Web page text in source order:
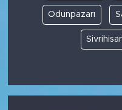
Odunpazarı
Sivrihisar